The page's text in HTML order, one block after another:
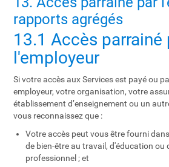
rapports agrégés
13.1 Accès parrainé
l'employeur
Si votre accès aux Services est payé ou
employeur, votre organisation, votre
établissement d’enseignement ou un
vous reconnaissez que :
Votre accès peut vous être fourni
de bien-être au travail, d'éducation ou
professionnel ; et